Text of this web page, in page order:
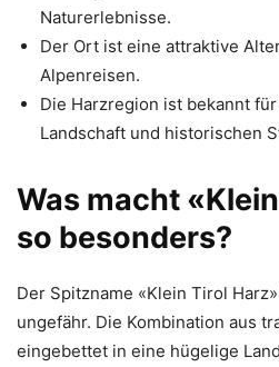
Naturerlebnisse.
Der Ort ist eine attraktive
Alpenreisen.
Die Harzregion ist bekannt
Landschaft und historischen
Was macht
so besonders?
Der Spitzname «Klein Tirol
ungefähr. Die Kombination aus
eingebettet in eine hügelige